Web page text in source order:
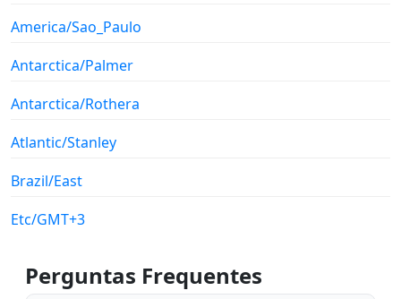
America/Sao_Paulo
Antarctica/Palmer
Antarctica/Rothera
Atlantic/Stanley
Brazil/East
Etc/GMT+3
Perguntas Frequentes